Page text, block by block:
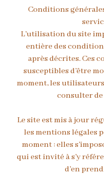
Conditions
L’utilisation du site
entière des
après décrites. Ces
susceptibles d’être
moment, les
consulter
Le site est mis à jour
les mentions légales
moment : elles
qui est invité à s’y
d’en